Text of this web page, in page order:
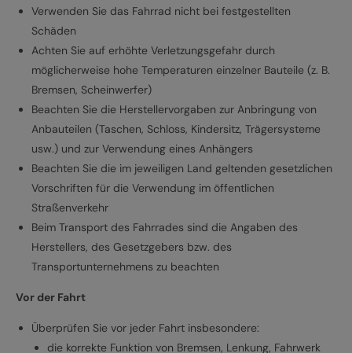
Verwenden Sie das Fahrrad nicht bei festgestellten
Schäden
Achten Sie auf erhöhte Verletzungsgefahr durch
möglicherweise hohe Temperaturen einzelner Bauteile (z. B.
Bremsen, Scheinwerfer)
Beachten Sie die Herstellervorgaben zur Anbringung von
Anbauteilen (Taschen, Schloss, Kindersitz, Trägersysteme
usw.) und zur Verwendung eines Anhängers
Beachten Sie die im jeweiligen Land geltenden gesetzlichen
Vorschriften für die Verwendung im öffentlichen
Straßenverkehr
Beim Transport des Fahrrades sind die Angaben des
Herstellers, des Gesetzgebers bzw. des
Transportunternehmens zu beachten
Vor der Fahrt
Überprüfen Sie vor jeder Fahrt insbesondere:
die korrekte Funktion von Bremsen, Lenkung, Fahrwerk